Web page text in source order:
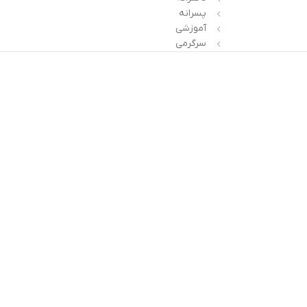
پسرانه
آموزشی
سرگرمی